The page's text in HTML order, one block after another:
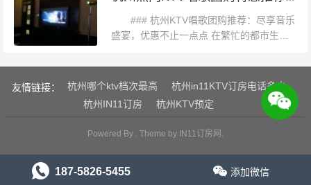
### 杭州KTV唱歌团购推荐：尽享音乐
盛宴，优惠不止一点点 在繁忙的都市生活
的一部分。而KTV，作为聚会、放松和享受
音乐的首选之地，更是受到了...
友情链接： 杭州哪个ktv档次最高
杭州in11KTV订房电话多少
杭州IN11订房
杭州KTV预定
Powered By . Theme by IN11订房网 .
187-5826-5455 添加微信